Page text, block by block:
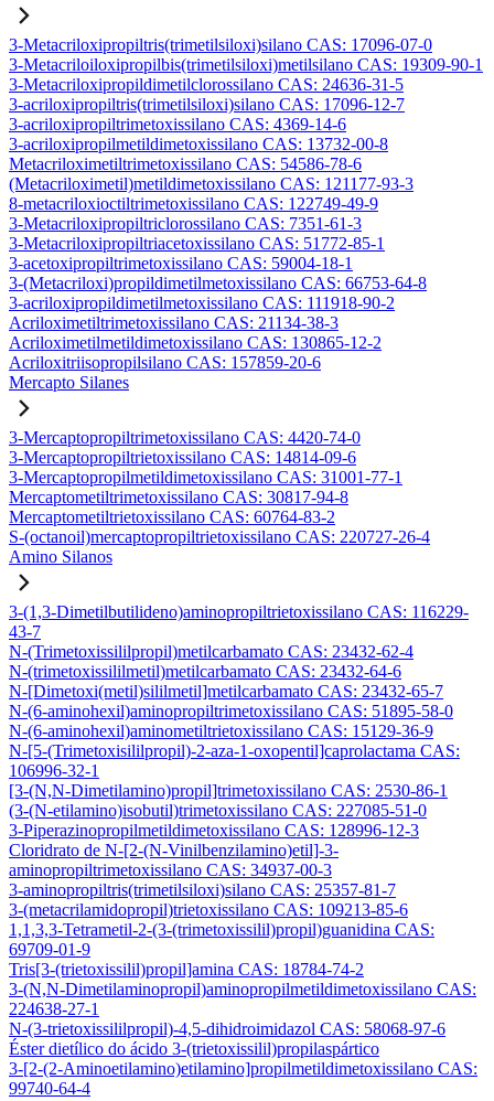
3-Metacriloxipropiltris(trimetilsiloxi)silano CAS: 17096-07-0
3-Metacriloiloxipropilbis(trimetilsiloxi)metilsilano CAS: 19309-90-1
3-Metacriloxipropildimetilclorossilano CAS: 24636-31-5
3-acriloxipropiltris(trimetilsiloxi)silano CAS: 17096-12-7
3-acriloxipropiltrimetoxissilano CAS: 4369-14-6
3-acriloxipropilmetildimetoxissilano CAS: 13732-00-8
Metacriloximetiltrimetoxissilano CAS: 54586-78-6
(Metacriloximetil)metildimetoxissilano CAS: 121177-93-3
8-metacriloxioctiltrimetoxissilano CAS: 122749-49-9
3-Metacriloxipropiltriclorossilano CAS: 7351-61-3
3-Metacriloxipropiltriacetoxissilano CAS: 51772-85-1
3-acetoxipropiltrimetoxissilano CAS: 59004-18-1
3-(Metacriloxi)propildimetilmetoxissilano CAS: 66753-64-8
3-acriloxipropildimetilmetoxissilano CAS: 111918-90-2
Acriloximetiltrimetoxissilano CAS: 21134-38-3
Acriloximetilmetildimetoxissilano CAS: 130865-12-2
Acriloxitriisopropilsilano CAS: 157859-20-6
Mercapto Silanes
3-Mercaptopropiltrimetoxissilano CAS: 4420-74-0
3-Mercaptopropiltrietoxissilano CAS: 14814-09-6
3-Mercaptopropilmetildimetoxissilano CAS: 31001-77-1
Mercaptometiltrimetoxissilano CAS: 30817-94-8
Mercaptometiltrietoxissilano CAS: 60764-83-2
S-(octanoil)mercaptopropiltrietoxissilano CAS: 220727-26-4
Amino Silanos
3-(1,3-Dimetilbutilideno)aminopropiltrietoxissilano CAS: 116229-
43-7
N-(Trimetoxissililpropil)metilcarbamato CAS: 23432-62-4
N-(trimetoxissililmetil)metilcarbamato CAS: 23432-64-6
N-[Dimetoxi(metil)sililmetil]metilcarbamato CAS: 23432-65-7
N-(6-aminohexil)aminopropiltrimetoxissilano CAS: 51895-58-0
N-(6-aminohexil)aminometiltrietoxissilano CAS: 15129-36-9
N-[5-(Trimetoxisililpropil)-2-aza-1-oxopentil]caprolactama CAS:
106996-32-1
[3-(N,N-Dimetilamino)propil]trimetoxissilano CAS: 2530-86-1
(3-(N-etilamino)isobutil)trimetoxissilano CAS: 227085-51-0
3-Piperazinopropilmetildimetoxissilano CAS: 128996-12-3
Cloridrato de N-[2-(N-Vinilbenzilamino)etil]-3-
aminopropiltrimetoxissilano CAS: 34937-00-3
3-aminopropiltris(trimetilsiloxi)silano CAS: 25357-81-7
3-(metacrilamidopropil)trietoxissilano CAS: 109213-85-6
1,1,3,3-Tetrametil-2-(3-(trimetoxissilil)propil)guanidina CAS:
69709-01-9
Tris[3-(trietoxissilil)propil]amina CAS: 18784-74-2
3-(N,N-Dimetilaminopropil)aminopropilmetildimetoxissilano CAS:
224638-27-1
N-(3-trietoxissililpropil)-4,5-dihidroimidazol CAS: 58068-97-6
Éster dietílico do ácido 3-(trietoxissilil)propilaspártico
3-[2-(2-Aminoetilamino)etilamino]propilmetildimetoxissilano CAS:
99740-64-4